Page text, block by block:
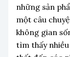
những sản
một câu
không gian
tìm thấy